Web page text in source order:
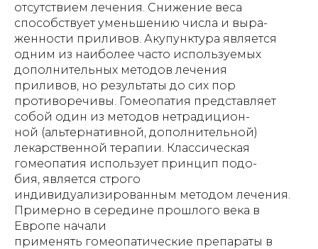
отсутствием лечения. Снижение веса
способствует уменьшению числа и выра-
женности приливов. Акупунктура является
одним из наиболее часто используемых
дополнительных методов лечения
приливов, но результаты до сих пор
противоречивы. Гомеопатия представляет
собой один из методов нетрадицион-
ной (альтернативной, дополнительной)
лекарственной терапии. Классическая
гомеопатия использует принцип подо-
бия, является строго
индивидуализированным методом лечения.
Примерно в середине прошлого века в
Европе начали
применять гомеопатические препараты в